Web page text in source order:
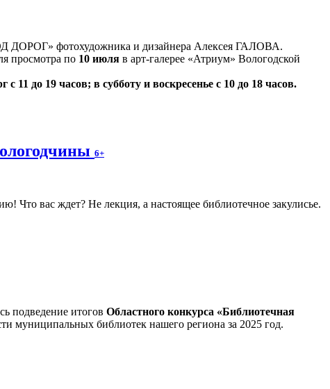
ДОРОГ» фотохудожника и дизайнера Алексея ГАЛОВА.
просмотра по 10 июля в арт-галерее «Атриум» Вологодской
с 11 до 19 часов; в субботу и воскресенье с 10 до 18 часов.
6+
Что вас ждет? Не лекция, а настоящее библиотечное закулисье.
подведение итогов Областного конкурса «Библиотечная
муниципальных библиотек нашего региона за 2025 год.